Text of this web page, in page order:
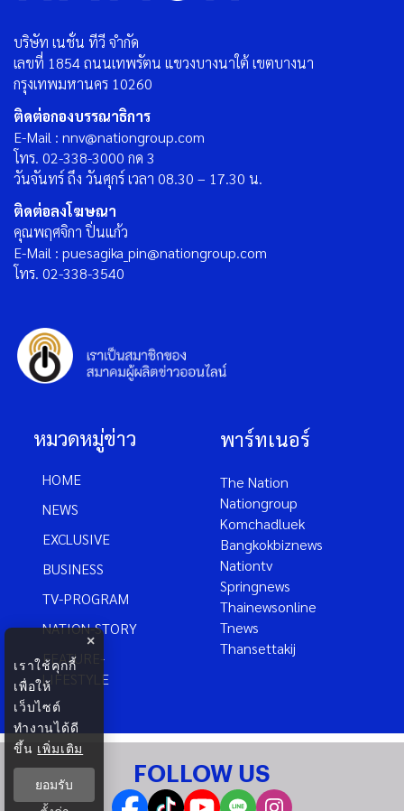
บริษัท เนชั่น ทีวี จำกัด
เลขที่ 1854 ถนนเทพรัตน แขวงบางนาใต้ เขตบางนา
กรุงเทพมหานคร 10260
ติดต่อกองบรรณาธิการ
E-Mail : nnv@nationgroup.com
โทร. 02-338-3000 กด 3
วันจันทร์ ถึง วันศุกร์ เวลา 08.30 – 17.30 น.
ติดต่อลงโฆษณา
คุณพฤศจิกา ปิ่นแก้ว
E-Mail : puesagika_pin@nationgroup.com
โทร. 02-338-3540
หมวดหมู่ข่าว
HOME
NEWS
EXCLUSIVE
BUSINESS
TV-PROGRAM
NATION-STORY
FEATURE-
LIFESTYLE
พาร์ทเนอร์
The Nation
Nationgroup
Komchadluek
Bangkokbiznews
Nationtv
Springnews
Thainewsonline
Tnews
Thansettakij
FOLLOW US
×
เราใช้คุกกี้
เพื่อให้
เว็บไซต์
ทำงานได้ดี
ขึ้น เพิ่มเติม
ยอมรับ